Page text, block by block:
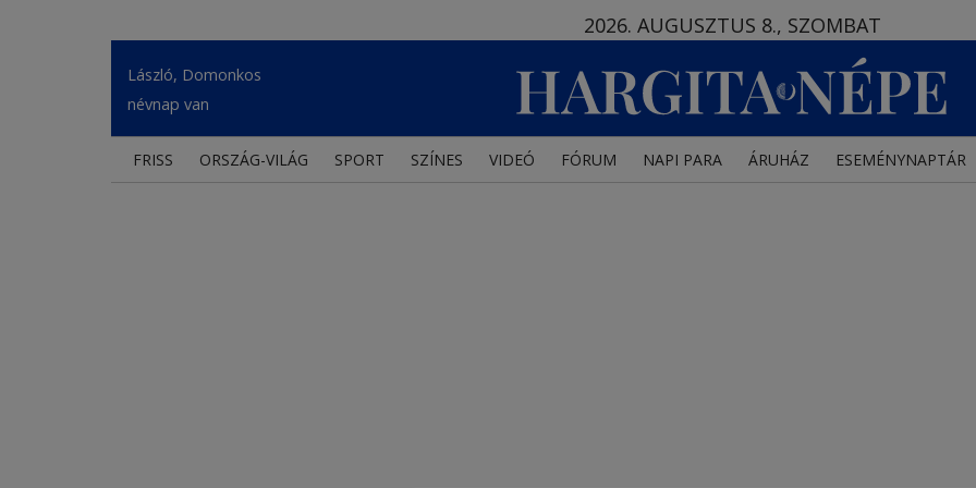
2026. AUGUSZTUS 8., SZOMBAT
László, Domonkos
névnap van
FRISS ORSZÁG-VILÁG SPORT SZÍNES VIDEÓ FÓRUM NAPI PARA ÁRUHÁZ ESEMÉNYNAPTÁR